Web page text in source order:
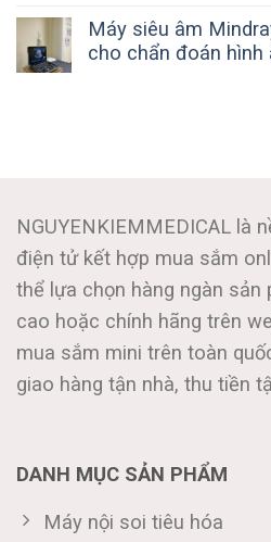
Máy siêu âm
cho chẩn đoán hình
NGUYENKIEMMEDICAL là
điện tử kết hợp mua sắm
thể lựa chọn hàng ngàn sản
cao hoặc chính hãng trên
mua sắm mini trên toàn
giao hàng tận nhà, thu tiền
DANH MỤC SẢN PHẨM
Máy nội soi tiêu hóa